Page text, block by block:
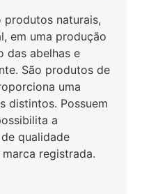
produtos naturais,
em uma produção
das abelhas e
São produtos de
uma
distintos. Possuem
a
qualidade
registrada.